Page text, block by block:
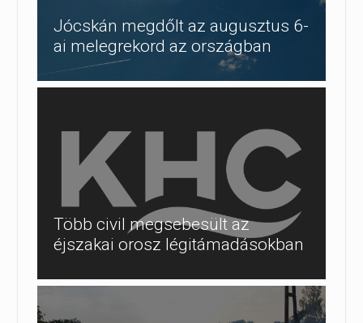
Jócskán megdőlt az augusztus 6-
ai melegrekord az országban
Több civil megsebesült az
éjszakai orosz légitámadásokban